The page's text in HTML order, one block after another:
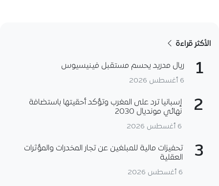
الأكثر قراءة
1 ريال مدريد يحسم مستقبل فينيسيوس
6 أغسطس 2026
2
إسبانيا ترد على المغرب وتؤكد أحقيتها باستضافة
نهائي مونديال 2030
6 أغسطس 2026
3
تحفيزات مالية للمبلغين عن تجار المخدرات والمؤثرات
العقلية
6 أغسطس 2026